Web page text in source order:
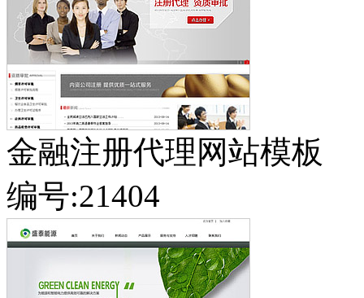
金融注册代理网站模板
编号:21404